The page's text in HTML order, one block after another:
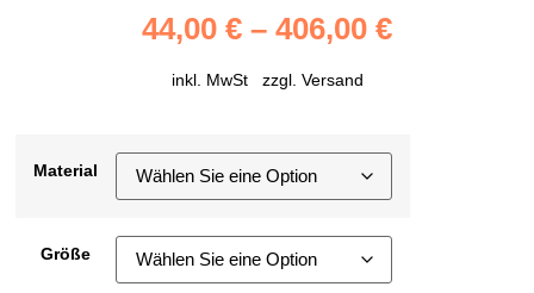
44,00 € – 406,00 €
inkl. MwSt zzgl. Versand
Material
Größe